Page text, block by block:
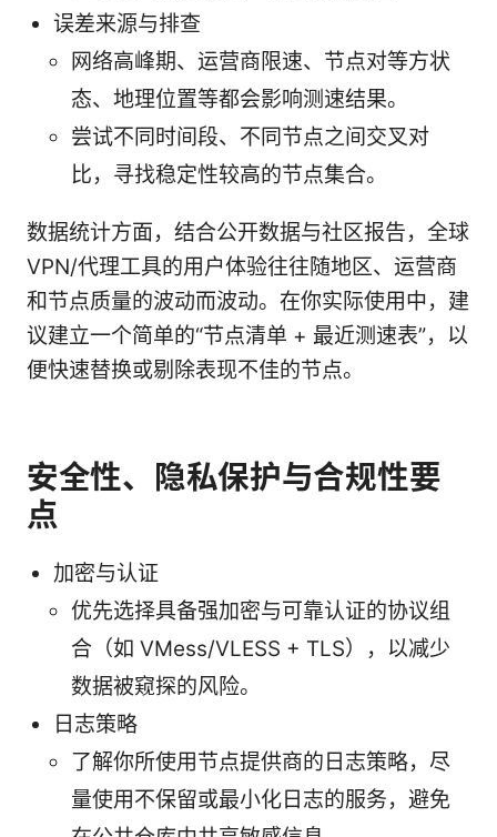
误差来源与排查
网络高峰期、运营商限速、节点对等方状
态、地理位置等都会影响测速结果。
尝试不同时间段、不同节点之间交叉对
比，寻找稳定性较高的节点集合。
数据统计方面，结合公开数据与社区报告，全球
VPN/代理工具的用户体验往往随地区、运营商
和节点质量的波动而波动。在你实际使用中，建
议建立一个简单的“节点清单 + 最近测速表”，以
便快速替换或剔除表现不佳的节点。
安全性、隐私保护与合规性要
点
加密与认证
优先选择具备强加密与可靠认证的协议组
合（如 VMess/VLESS + TLS），以减少
数据被窥探的风险。
日志策略
了解你所使用节点提供商的日志策略，尽
量使用不保留或最小化日志的服务，避免